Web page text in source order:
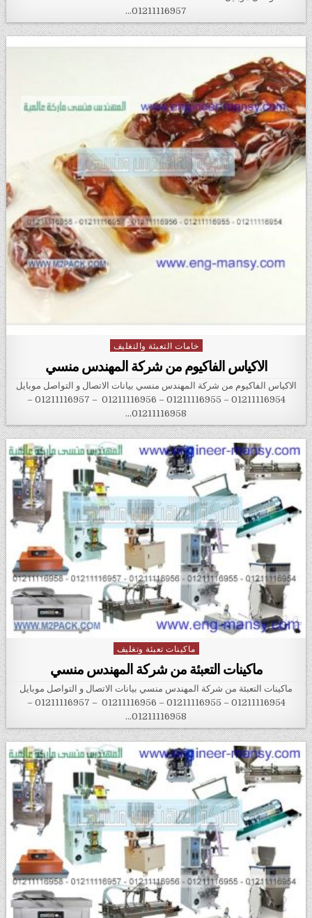
01211116957…
Posted in
خامات التعبئة والتغليف
الاكياس الفاكيوم من شركة المهندس منسي
الاكياس الفاكيوم من شركة المهندس منسي بيانات الاتصال و التواصل موبايل
01211116954 – 01211116955 – 01211116956 – 01211116957 –
01211116958…
Posted in
ماكينات تعبئة وتغليف
ماكينات التعبئة من شركة المهندس منسي
ماكينات التعبئة من شركة المهندس منسي بيانات الاتصال و التواصل موبايل
01211116954 – 01211116955 – 01211116956 – 01211116957 –
01211116958…